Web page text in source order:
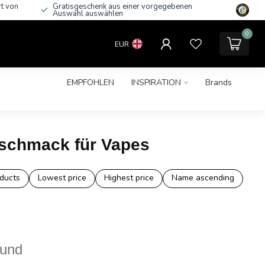
von Gratisgeschenk aus einer vorgegebenen
Auswahl auswählen
EUR
0
EMPFOHLEN INSPIRATION
Brands
für Vapes
Lowest price Highest price
Name ascending